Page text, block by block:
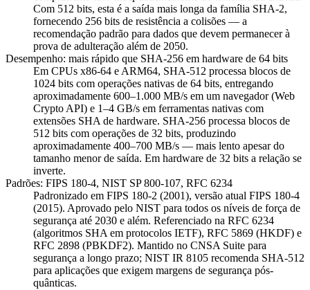
Com 512 bits, esta é a saída mais longa da família SHA-2,
fornecendo 256 bits de resistência a colisões — a
recomendação padrão para dados que devem permanecer à
prova de adulteração além de 2050.
Desempenho: mais rápido que SHA-256 em hardware de 64 bits
Em CPUs x86-64 e ARM64, SHA-512 processa blocos de
1024 bits com operações nativas de 64 bits, entregando
aproximadamente 600–1.000 MB/s em um navegador (Web
Crypto API) e 1–4 GB/s em ferramentas nativas com
extensões SHA de hardware. SHA-256 processa blocos de
512 bits com operações de 32 bits, produzindo
aproximadamente 400–700 MB/s — mais lento apesar do
tamanho menor de saída. Em hardware de 32 bits a relação se
inverte.
Padrões: FIPS 180-4, NIST SP 800-107, RFC 6234
Padronizado em FIPS 180-2 (2001), versão atual FIPS 180-4
(2015). Aprovado pelo NIST para todos os níveis de força de
segurança até 2030 e além. Referenciado na RFC 6234
(algoritmos SHA em protocolos IETF), RFC 5869 (HKDF) e
RFC 2898 (PBKDF2). Mantido no CNSA Suite para
segurança a longo prazo; NIST IR 8105 recomenda SHA-512
para aplicações que exigem margens de segurança pós-
quânticas.